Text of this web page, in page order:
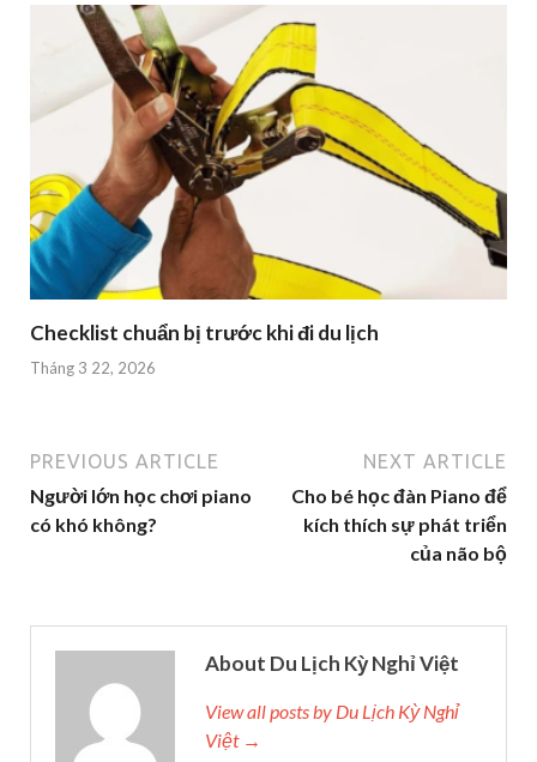
Checklist chuẩn bị trước khi đi du lịch
Tháng 3 22, 2026
PREVIOUS ARTICLE
Người lớn học chơi piano
có khó không?
NEXT ARTICLE
Cho bé học đàn Piano để
kích thích sự phát triển
của não bộ
About Du Lịch Kỳ Nghỉ Việt
View all posts by Du Lịch Kỳ Nghỉ
Việt →